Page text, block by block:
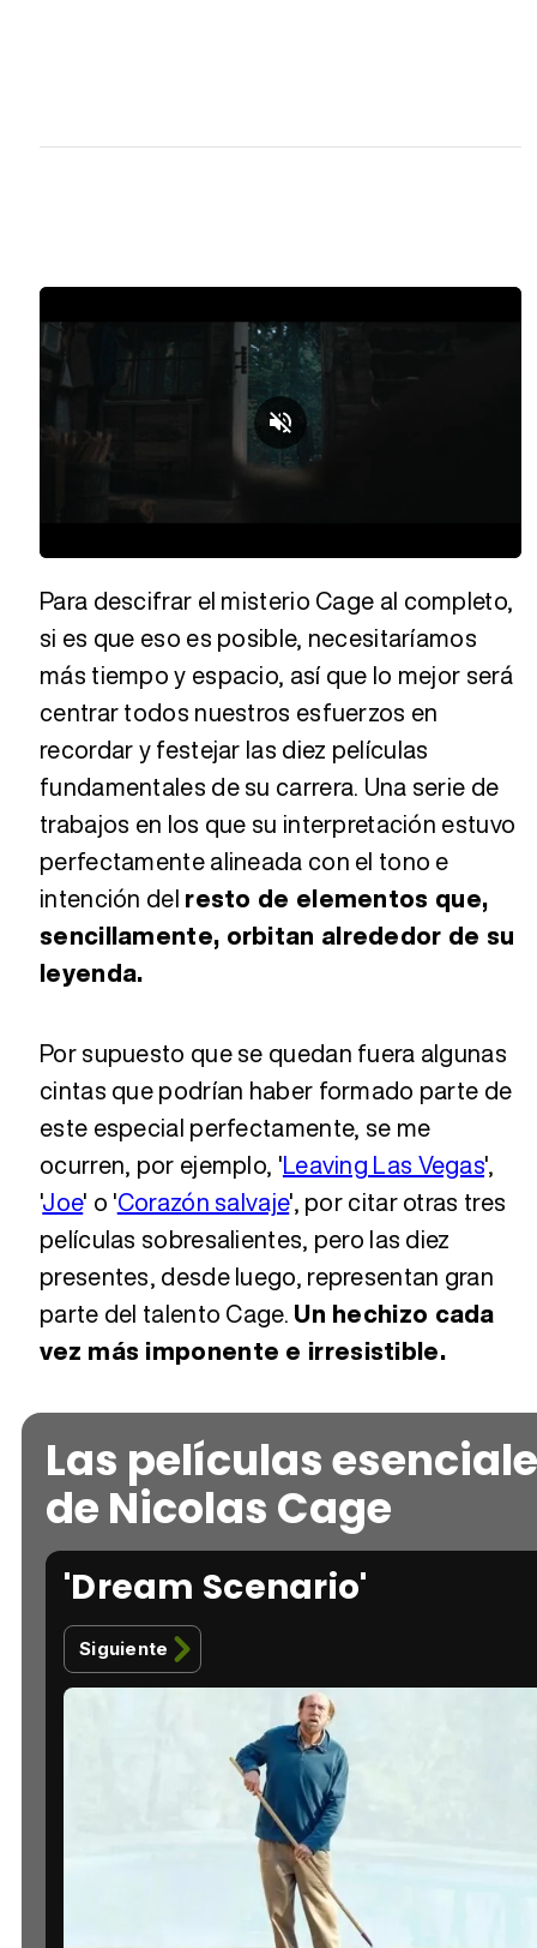
Para descifrar el misterio Cage al completo,
si es que eso es posible, necesitaríamos
más tiempo y espacio, así que lo mejor será
centrar todos nuestros esfuerzos en
recordar y festejar las diez películas
fundamentales de su carrera. Una serie de
trabajos en los que su interpretación estuvo
perfectamente alineada con el tono e
intención del resto de elementos que,
sencillamente, orbitan alrededor de su
leyenda.
Por supuesto que se quedan fuera algunas
cintas que podrían haber formado parte de
este especial perfectamente, se me
ocurren, por ejemplo, 'Leaving Las Vegas',
'Joe' o 'Corazón salvaje', por citar otras tres
películas sobresalientes, pero las diez
presentes, desde luego, representan gran
parte del talento Cage. Un hechizo cada
vez más imponente e irresistible.
Las películas
de Nicolas Cage
'Dream Scenario'
Siguiente